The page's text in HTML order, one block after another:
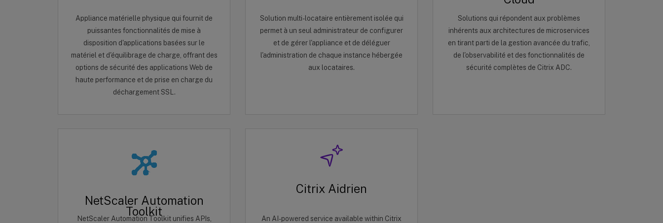
Appliance matérielle physique qui fournit de
puissantes fonctionnalités de mise à
disposition d'applications basées sur le
matériel et d'équilibrage de charge, offrant des
options de sécurité des applications Web de
haute performance et de prise en charge du
déchargement SSL.
Solution multi-locataire entièrement isolée qui
permet à un seul administrateur de configurer
et de gérer l'appliance et de déléguer
l'administration de chaque instance hébergée
aux locataires.
Solutions qui répondent aux problèmes
inhérents aux architectures de microservices
en tirant parti de la gestion avancée du trafic,
de l'observabilité et des fonctionnalités de
sécurité complètes de Citrix ADC.
NetScaler Automation
Toolkit
NetScaler Automation Toolkit unifies APIs,
Citrix Aidrien
An AI-powered service available within Citrix